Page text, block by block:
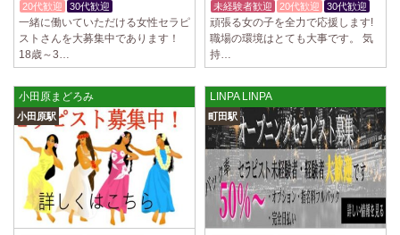
20代歓迎 30代歓迎
一緒に働いていただける女性セラピ
ストさんを大募集中であります！
18歳～3…
未経験者歓迎 20代歓迎 30代歓迎
頑張る女の子を全力で応援します!
職場の環境はとても大事です。 気
持…
小田原まどろみ
小田原駅
LINPA LINPA
町田駅